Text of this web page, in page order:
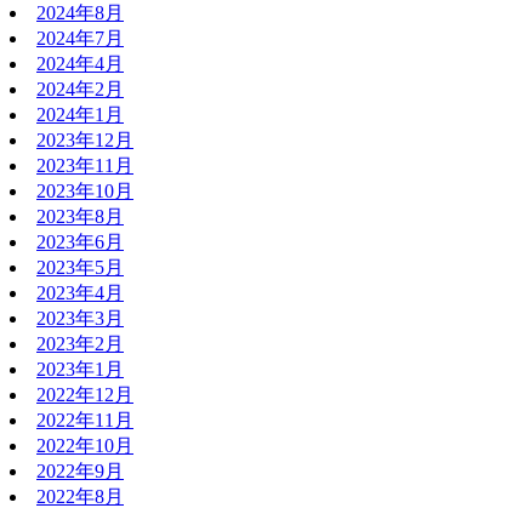
2024年8月
2024年7月
2024年4月
2024年2月
2024年1月
2023年12月
2023年11月
2023年10月
2023年8月
2023年6月
2023年5月
2023年4月
2023年3月
2023年2月
2023年1月
2022年12月
2022年11月
2022年10月
2022年9月
2022年8月